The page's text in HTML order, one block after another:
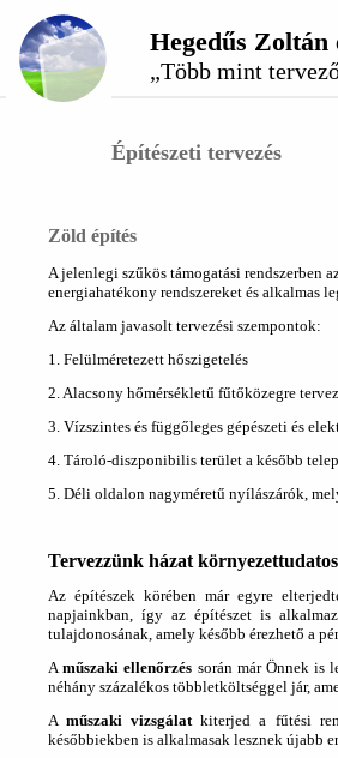
Hegedűs Zoltán
„Több mint
Építészeti tervezés
Zöld építés
A jelenlegi szűkös támogatási rendszerben
energiahatékony rendszereket és alkalmas
Az általam javasolt tervezési szempontok:
1. Felülméretezett hőszigetelés
2. Alacsony hőmérsékletű fűtőközegre
3. Vízszintes és függőleges gépészeti és
4. Tároló-diszponibilis terület a később
5. Déli oldalon nagyméretű nyílászárók,
Tervezzünk házat
Az építészek körében már egyre
napjainkban, így az építészet is
tulajdonosának, amely később érezhető a
Aműszaki ellenőrzés során már Önnek is
néhány százalékos többletköltséggel jár,
Aműszaki vizsgálat kiterjed a fűtési
későbbiekben is alkalmasak lesznek újabb